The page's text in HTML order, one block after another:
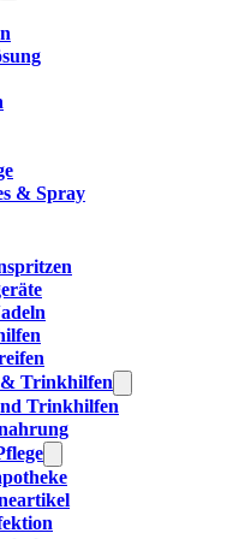
& Spray
Trinkhilfen
Trinkhilfen